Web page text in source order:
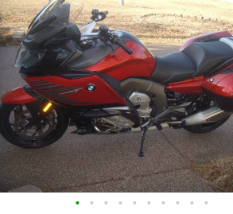
• • • • • • • • • •